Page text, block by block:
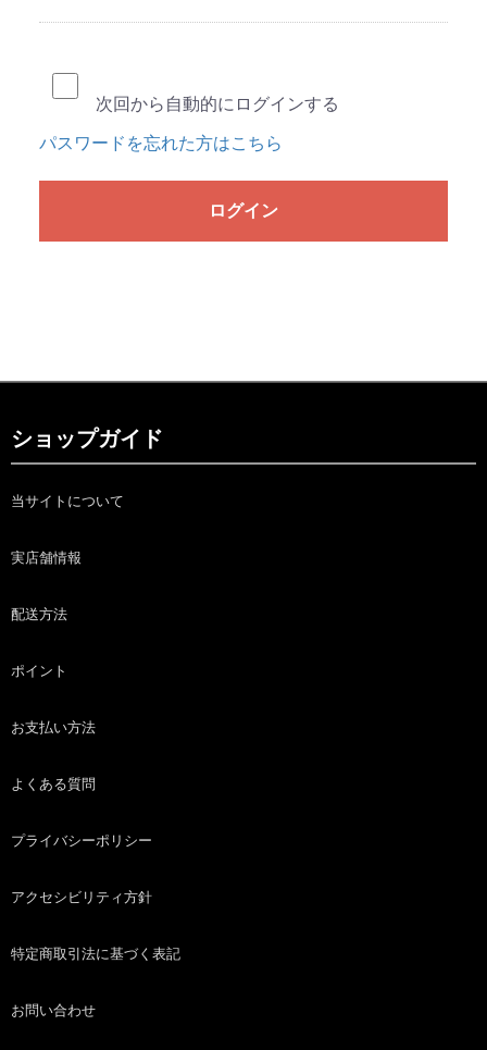
次回から自動的にログインする
パスワードを忘れた方はこちら
ログイン
ショップガイド
当サイトについて
実店舗情報
配送方法
ポイント
お支払い方法
よくある質問
プライバシーポリシー
アクセシビリティ方針
特定商取引法に基づく表記
お問い合わせ